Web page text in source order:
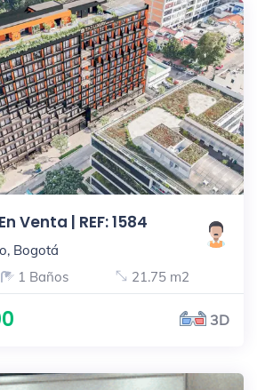
Venta | REF: 1584
Bogotá
1 Baños 21.75 m2
3D